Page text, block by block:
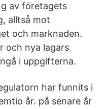
av företagets
alltså mot
och marknaden.
och nya lagars
i uppgifterna.
har funnits i
år. på senare år